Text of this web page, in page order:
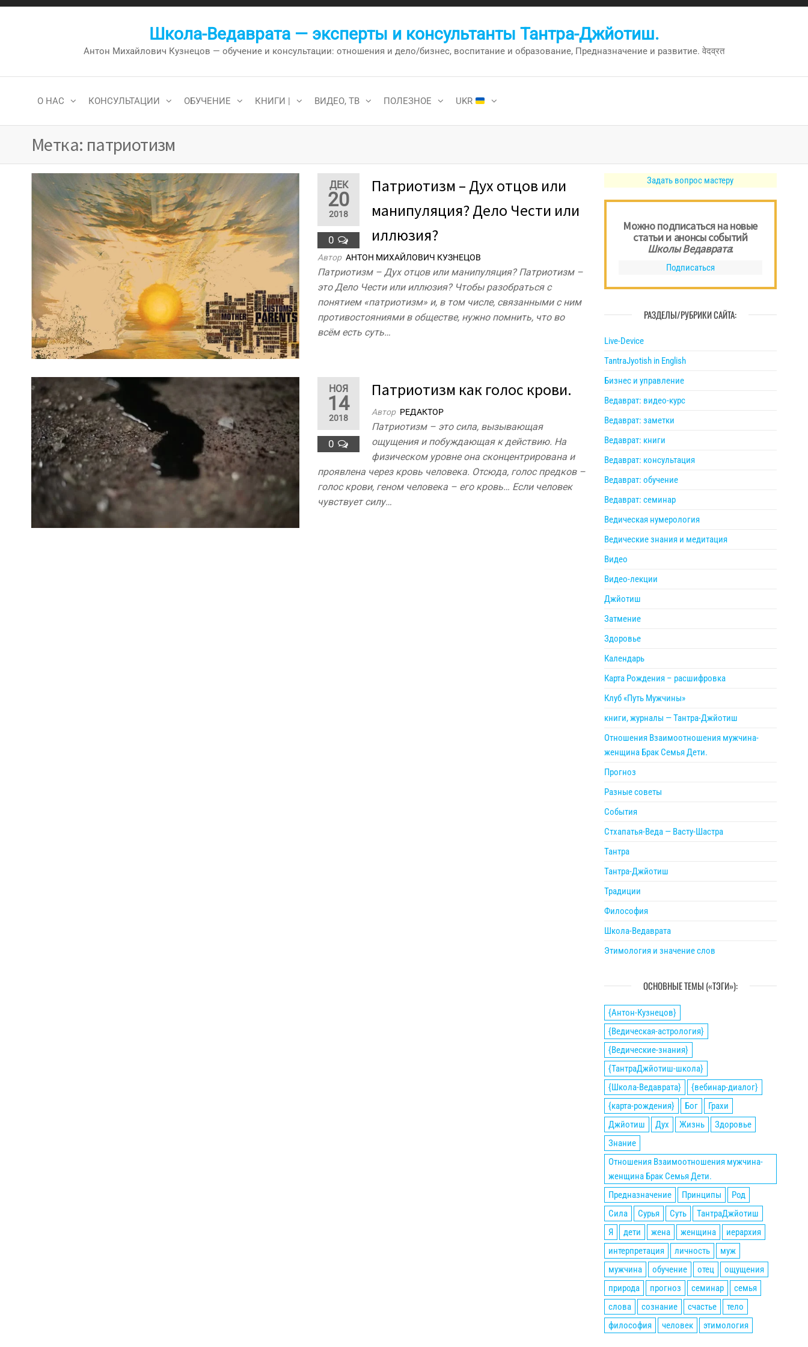
Перейти
Школа-Ведаврата — эксперты и консультанты Тантра-Джйотиш.
Антон Михайлович Кузнецов — обучение и консультации: отношения и дело/бизнес, воспитание и образование, Предназначение и развитие. वेदव्रत
О НАС КОНСУЛЬТАЦИИ ОБУЧЕНИЕ КНИГИ | ВИДЕО, ТВ ПОЛЕЗНОЕ UKR
Метка: патриотизм
ДЕК
20
2018
0
Патриотизм – Дух отцов или
манипуляция? Дело Чести или
иллюзия?
Автор АНТОН МИХАЙЛОВИЧ КУЗНЕЦОВ
Патриотизм – Дух отцов или манипуляция? Патриотизм –
это Дело Чести или иллюзия? Чтобы разобраться с
понятием «патриотизм» и, в том числе, связанными с ним
противостояниями в обществе, нужно помнить, что во
всём есть суть…
НОЯ
14
2018
0
Патриотизм как голос крови.
Автор РЕДАКТОР
Патриотизм – это сила, вызывающая
ощущения и побуждающая к действию. На
физическом уровне она сконцентрирована и
проявлена через кровь человека. Отсюда, голос предков –
голос крови, геном человека – его кровь… Если человек
чувствует силу…
Задать вопрос мастеру
Можно подписаться на новые
статьи и анонсы событий
Школы Ведаврата:
Подписаться
РАЗДЕЛЫ/РУБРИКИ САЙТА:
Live-Device
TantraJyotish in English
Бизнес и управление
Ведаврат: видео-курс
Ведаврат: заметки
Ведаврат: книги
Ведаврат: консультация
Ведаврат: обучение
Ведаврат: семинар
Ведическая нумерология
Ведические знания и медитация
Видео
Видео-лекции
Джйотиш
Затмение
Здоровье
Календарь
Карта Рождения – расшифровка
Клуб «Путь Мужчины»
книги, журналы — Тантра-Джйотиш
Отношения Взаимоотношения мужчина-
женщина Брак Семья Дети.
Прогноз
Разные советы
События
Стхапатья-Веда — Васту-Шастра
Тантра
Тантра-Джйотиш
Традиции
Философия
Школа-Ведаврата
Этимология и значение слов
ОСНОВНЫЕ ТЕМЫ («ТЭГИ»):
{Антон-Кузнецов}
{Ведическая-астрология}
{Ведические-знания}
{ТантраДжйотиш-школа}
{Школа-Ведаврата}
{вебинар-диалог}
{карта-рождения}
Бог
Грахи
Джйотиш
Дух Жизнь
Здоровье
Знание
Отношения Взаимоотношения мужчина-
женщина Брак Семья Дети.
Предназначение
Принципы
Род
Сила
Сурья Суть
ТантраДжйотиш
Я
дети жена женщина
иерархия
интерпретация
личность
муж
мужчина
обучение отец
ощущения
природа
прогноз семинар
семья
слова
сознание счастье
тело
философия
человек этимология